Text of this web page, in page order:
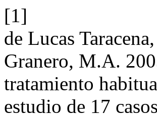
[1]
de Lucas
Granero, M.A.
tratamiento
estudio de 17